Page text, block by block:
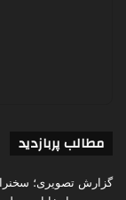
مطالب پربازدید
گزارش تصویری؛